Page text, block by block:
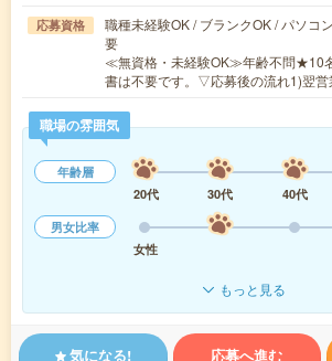
応募資格
職種未経験OK / ブランクOK / パソコ
要
≪無資格・未経験OK≫年齢不問★10
書は不要です。▽応募後の流れ1)翌
職場の雰囲気
年齢層
20代
30代 40代
男女比率
女性
もっと見る
気になる! 応募へ進む